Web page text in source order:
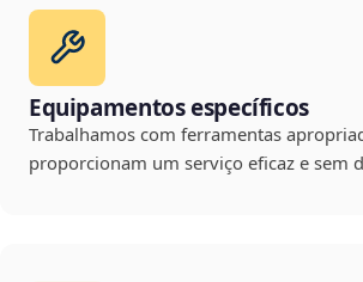
Equipamentos específicos
Trabalhamos com ferramentas
proporcionam um serviço eficaz e sem